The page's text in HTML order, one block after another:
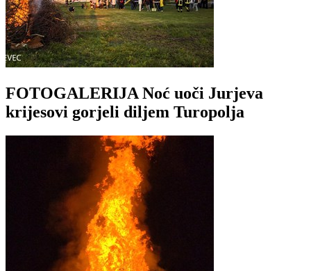
FOTOGALERIJA Noć uoči Jurjeva
krijesovi gorjeli diljem Turopolja